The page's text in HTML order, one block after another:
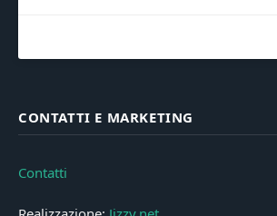
CONTATTI E MARKETING
Contatti